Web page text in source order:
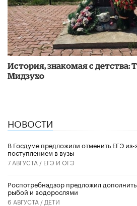
История, знакомая с детства:
Мидзухо
НОВОСТИ
В Госдуме предложили отменить ЕГЭ
поступлением в вузы
7 АВГУСТА / ЕГЭ И ОГЭ
Роспотребнадзор предложил
рыбой и водорослями
6 АВГУСТА / ДЕТИ